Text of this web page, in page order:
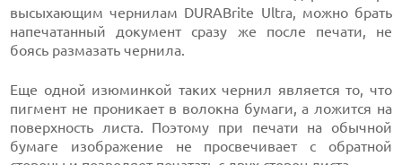
высыхающим чернилам DURABrite Ultra, можно брать
напечатанный документ сразу же после печати, не
боясь размазать чернила.
Еще одной изюминкой таких чернил является то, что
пигмент не проникает в волокна бумаги, а ложится на
поверхность листа. Поэтому при печати на обычной
бумаге изображение не просвечивает с обратной